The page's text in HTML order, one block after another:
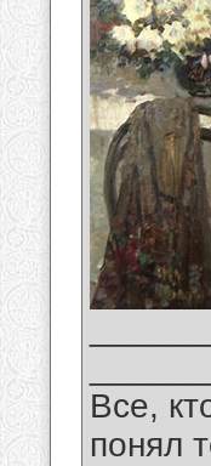
Все,
понял